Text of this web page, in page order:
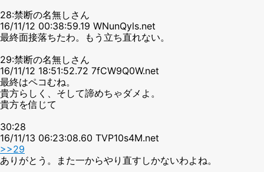
28:禁断の名無しさん
16/11/12 00:38:59.19 WNunQyls.net
最終面接落ちたわ。もう立ち直れない。
29:禁断の名無しさん
16/11/12 18:51:52.72 7fCW9Q0W.net
最終はペコむね。
貴方らしく、そして諦めちゃダメよ。
貴方を信じて
30:28
16/11/13 06:23:08.60 TVP10s4M.net
>>29
ありがとう。また一からやり直すしかないわよね。